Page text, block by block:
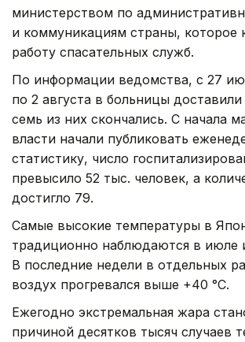
министерством по
и коммуникациям страны, которое
работу спасательных служб.
По информации ведомства, с 27
по 2 августа в больницы доставили
семь из них скончались. С начала
власти начали публиковать
статистику, число
превысило 52 тыс. человек, а
достигло 79.
Самые высокие температуры в
традиционно наблюдаются в июле
В последние недели в отдельных
воздух прогревался выше +40 °C.
Ежегодно экстремальная жара
причиной десятков тысяч случаев